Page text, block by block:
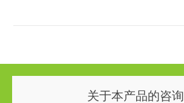
关于本产品的咨询